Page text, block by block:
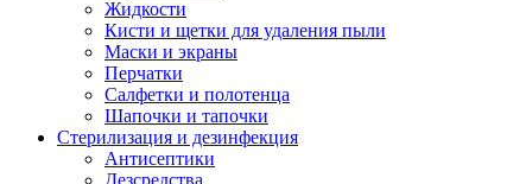
Жидкости
Кисти и щетки для удаления пыли
Маски и экраны
Перчатки
Салфетки и полотенца
Шапочки и тапочки
Стерилизация и дезинфекция
Антисептики